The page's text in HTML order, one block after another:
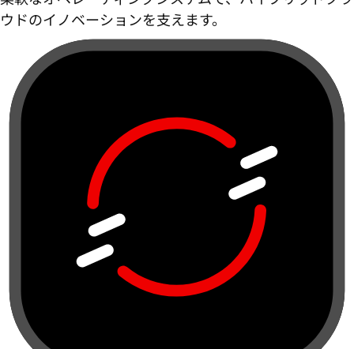
ウドのイノベーションを支えます。